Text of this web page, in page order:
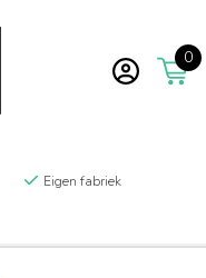
0
Eigen fabriek